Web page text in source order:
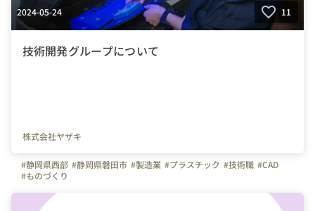
2024-05-24 11
技術開発グループについて
株式会社ヤザキ
#静岡県西部 #静岡県磐田市 #製造業 #プラスチック #技術職 #CAD
#ものづくり